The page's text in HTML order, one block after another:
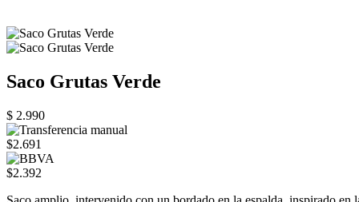
Saco Grutas Verde
$ 2.990
$2.691
$2.392